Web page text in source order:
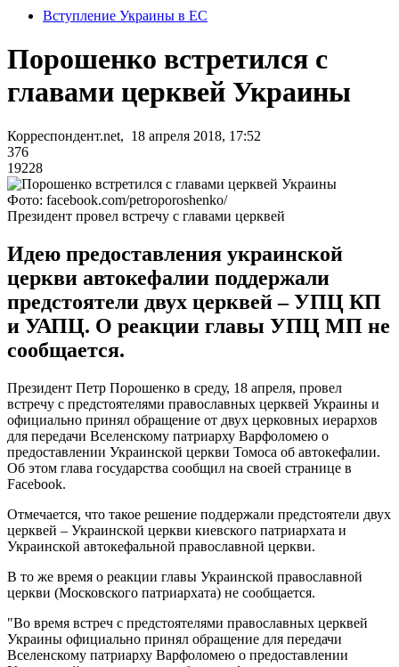
Вступление Украины в ЕС
Порошенко встретился с
главами церквей Украины
Корреспондент.net, 18 апреля 2018, 17:52
376
19228
Фото: facebook.com/petroporoshenko/
Президент провел встречу с главами церквей
Идею предоставления украинской
церкви автокефалии поддержали
предстоятели двух церквей – УПЦ КП
и УАПЦ. О реакции главы УПЦ МП не
сообщается.
Президент Петр Порошенко в среду, 18 апреля, провел
встречу с предстоятелями православных церквей Украины и
официально принял обращение от двух церковных иерархов
для передачи Вселенскому патриарху Варфоломею о
предоставлении Украинской церкви Томоса об автокефалии.
Об этом глава государства сообщил на своей странице в
Facebook.
Отмечается, что такое решение поддержали предстоятели двух
церквей – Украинской церкви киевского патриархата и
Украинской автокефальной православной церкви.
В то же время о реакции главы Украинской православной
церкви (Московского патриархата) не сообщается.
"Во время встреч с предстоятелями православных церквей
Украины официально принял обращение для передачи
Вселенскому патриарху Варфоломею о предоставлении